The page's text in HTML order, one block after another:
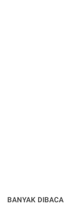
BANYAK DIBACA